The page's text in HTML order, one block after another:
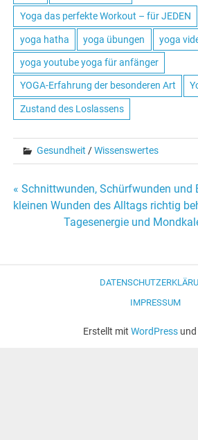
Yoga das perfekte Workout – für JEDEN
yoga hatha yoga übungen yoga
yoga youtube yoga für anfänger
YOGA-Erfahrung der besonderen Art
Zustand des Loslassens
Gesundheit /Wissenswertes
Beitrags-
Navigation
« Schnittwunden, Schürfwunden und
kleinen Wunden des Alltags richtig
Tagesenergie und
IMPRESSUM
Erstellt mit WordPressund